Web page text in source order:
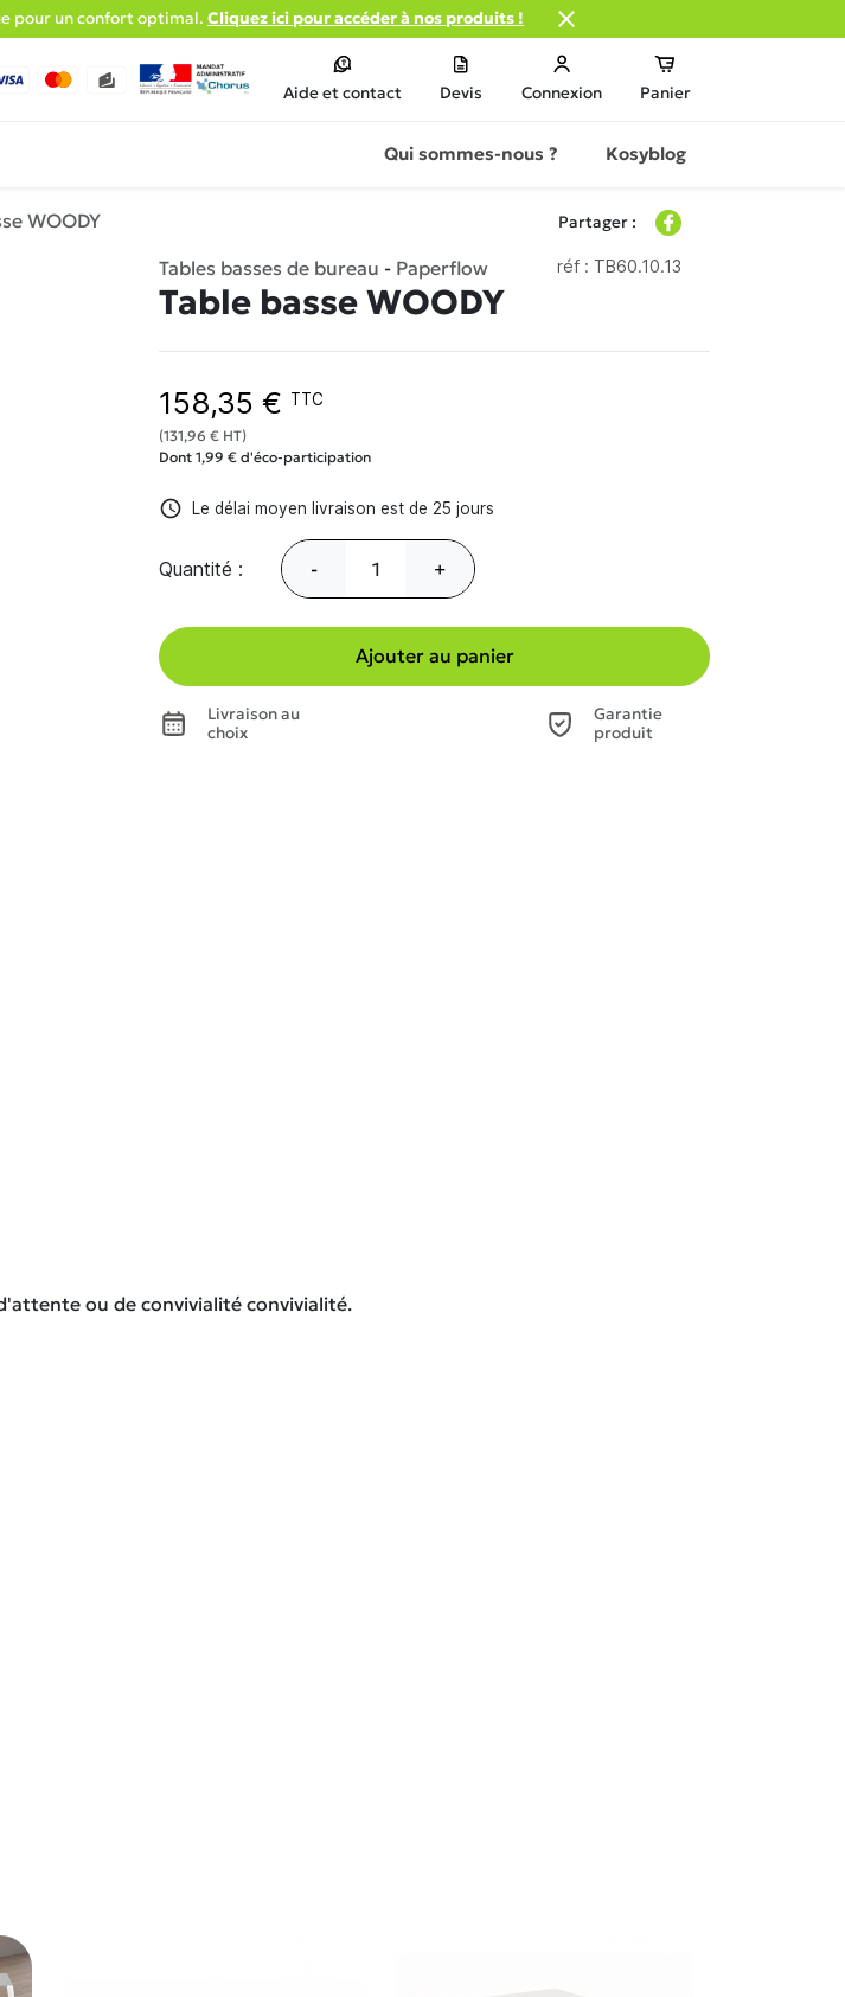
pour un confort optimal. Cliquez ici pour accéder à nos produits ! 
Aide et contact Devis Connexion Panier
Qui sommes-nous ? Kosyblog
WOODY Partager :
Tables basses de bureau - Paperflow réf : TB60.10.13
Table basse WOODY
158,35 € TTC
(131,96 € HT)
Dont 1,99 € d'éco-participation
access_time Le délai moyen livraison est de 25 jours
Quantité : - +
Ajouter au panier
Livraison au
choix
Garantie
produit
ou de convivialité convivialité.